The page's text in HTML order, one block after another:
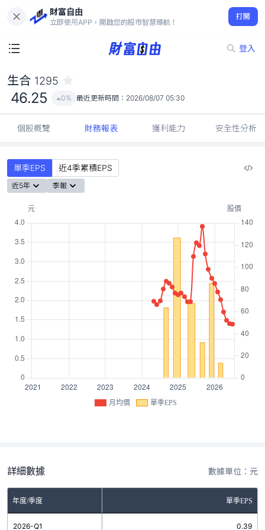
財富自由
立即使用APP，開啟您的股市智慧導航！
打開
登入
46.25
0%
生合 1295
46.25 0% 最近更新時間： 2026/08/07 05:30
個股概覽 財務報表 獲利能力 安全性分析
單季EPS 近4季累積EPS
近5年 季報
月均價 單季EPS
詳細數據 數據單位：元
年度/季度 單季EPS
2026-Q1 0.39